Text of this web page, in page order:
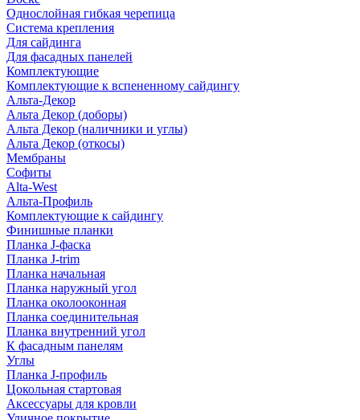
Однослойная гибкая черепица
Система крепления
Для сайдинга
Для фасадных панелей
Комплектующие
Комплектующие к вспененному сайдингу
Альта-Декор
Альта Декор (доборы)
Альта Декор (наличники и углы)
Альта Декор (откосы)
Мембраны
Софиты
Alta-West
Альта-Профиль
Комплектующие к сайдингу
Финишные планки
Планка J-фаска
Планка J-trim
Планка начальная
Планка наружный угол
Планка околооконная
Планка соединительная
Планка внутренний угол
К фасадным панелям
Углы
Планка J-профиль
Цокольная стартовая
Аксессуары для кровли